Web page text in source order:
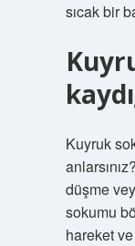
sıcak bir
Kuyruk
düşme
sokumu
hareket